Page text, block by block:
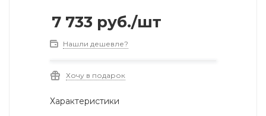
7 733 руб./шт
Нашли дешевле?
Хочу в подарок
Характеристики